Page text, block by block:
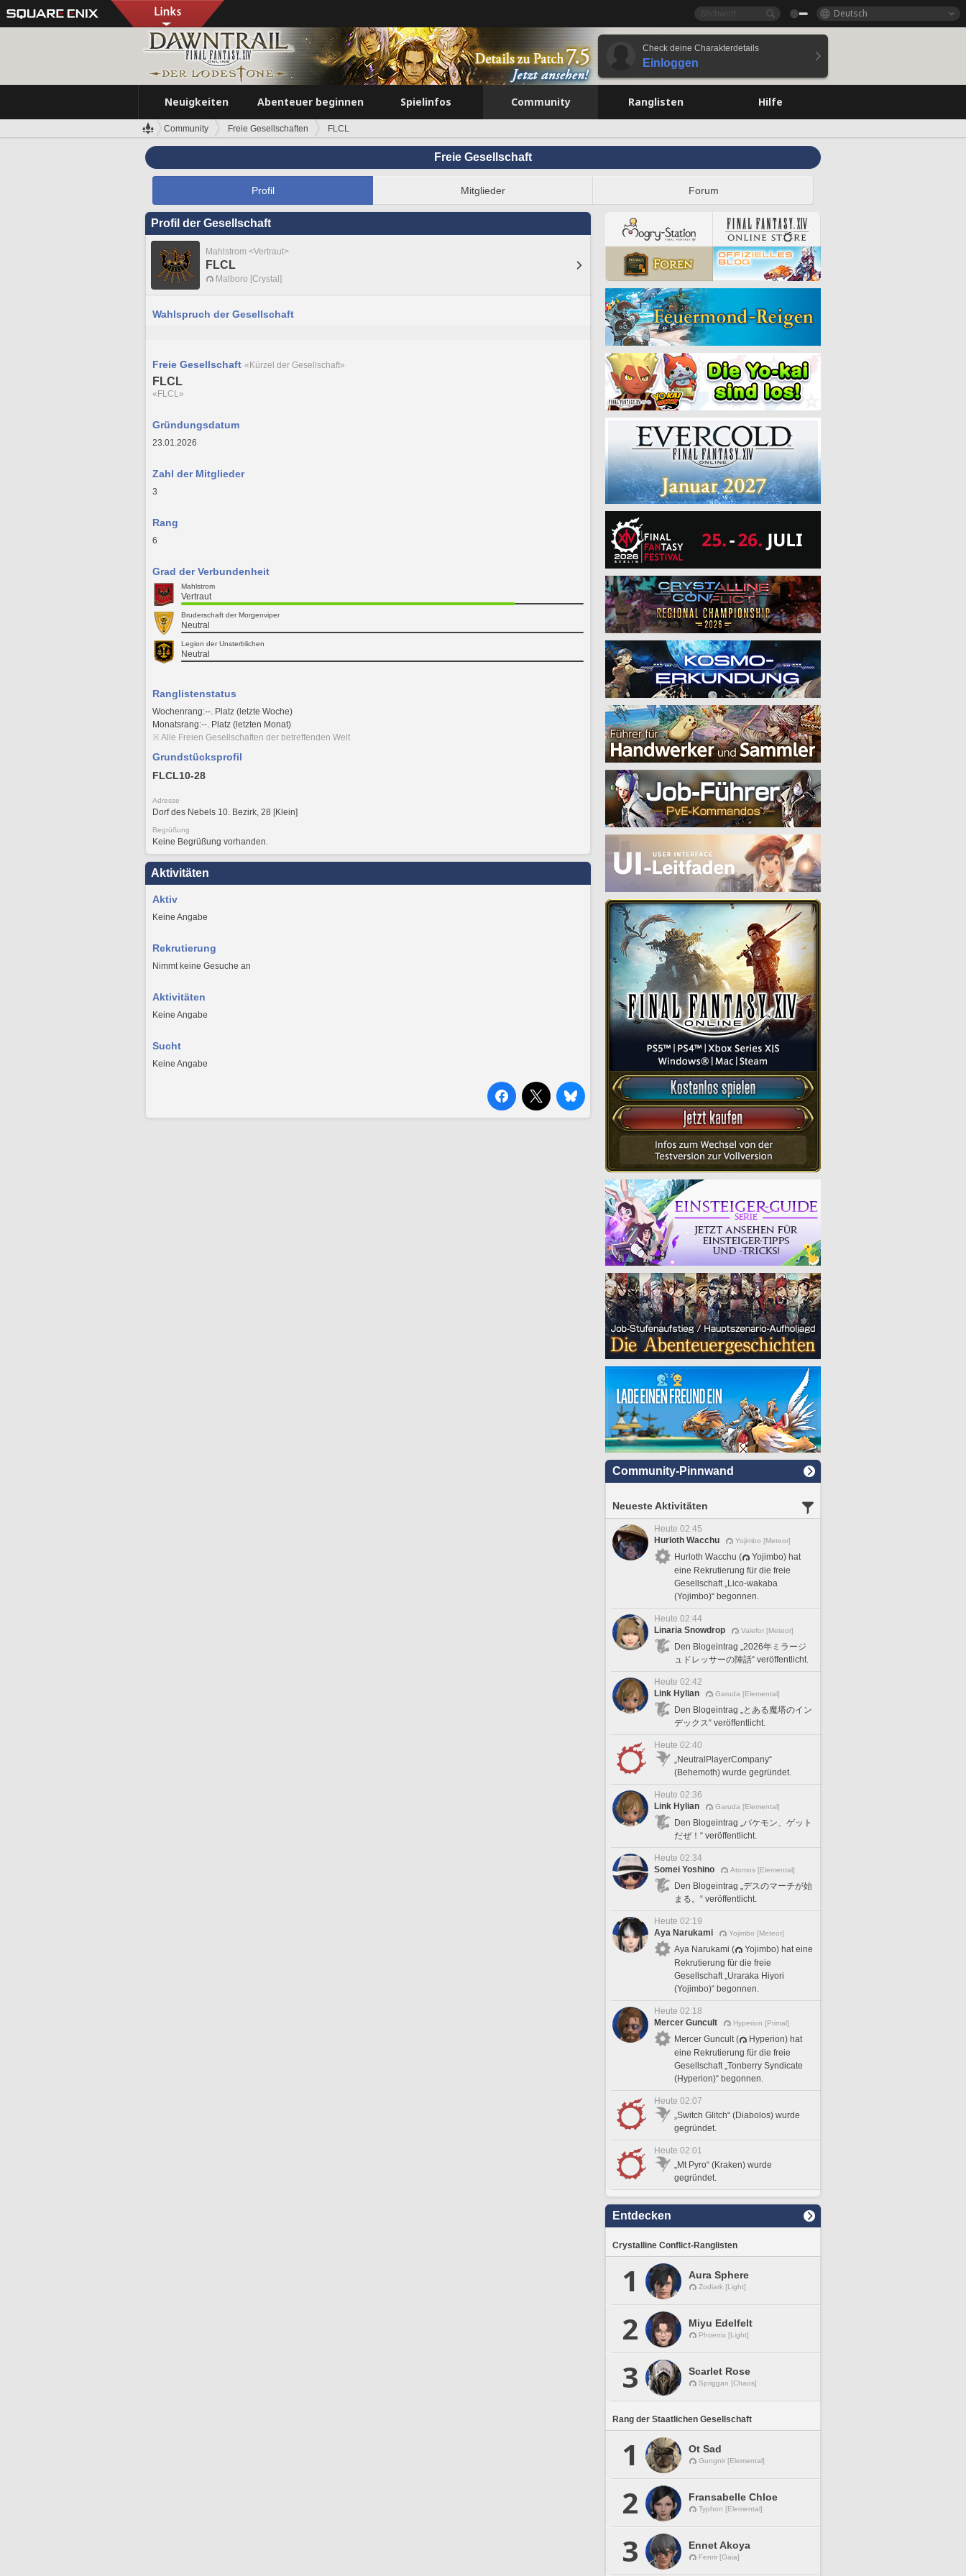
Deutsch
Check deine Charakterdetails
Einloggen
Neuigkeiten Abenteuer beginnen Spielinfos Community Ranglisten Hilfe
Community Freie Gesellschaften FLCL
Freie Gesellschaft
Profil Mitglieder Forum
Profil der Gesellschaft
Mahlstrom <Vertraut>
FLCL
Malboro [Crystal]
Wahlspruch der Gesellschaft
Freie Gesellschaft «Kürzel der Gesellschaft»
FLCL
«FLCL»
Gründungsdatum
23.01.2026
Zahl der Mitglieder
3
Rang
6
Grad der Verbundenheit
Mahlstrom
Vertraut
Bruderschaft der Morgenviper
Neutral
Legion der Unsterblichen
Neutral
Ranglistenstatus
Wochenrang:--. Platz (letzte Woche)
Monatsrang:--. Platz (letzten Monat)
※ Alle Freien Gesellschaften der betreffenden Welt
Grundstücksprofil
FLCL10-28
Adresse
Dorf des Nebels 10. Bezirk, 28 [Klein]
Begrüßung
Keine Begrüßung vorhanden.
Aktivitäten
Aktiv
Keine Angabe
Rekrutierung
Nimmt keine Gesuche an
Aktivitäten
Keine Angabe
Sucht
Keine Angabe
Community-Pinnwand
Neueste Aktivitäten
Heute 02:45
Hurloth Wacchu
Yojimbo [Meteor]
Hurloth Wacchu (
Yojimbo) hat
eine Rekrutierung für die freie
Gesellschaft „Lico-wakaba
(Yojimbo)“ begonnen.
Heute 02:44
Linaria Snowdrop
Valefor [Meteor]
Den Blogeintrag „2026年ミラージ
ュドレッサーの陣話“ veröffentlicht.
Heute 02:42
Link Hylian
Garuda [Elemental]
Den Blogeintrag „とある魔塔のイン
デックス“ veröffentlicht.
Heute 02:40
„NeutralPlayerCompany“
(Behemoth) wurde gegründet.
Heute 02:36
Link Hylian
Garuda [Elemental]
Den Blogeintrag „バケモン、ゲット
だぜ！“ veröffentlicht.
Heute 02:34
Somei Yoshino
Atomos [Elemental]
Den Blogeintrag „デスのマーチが始
まる。“ veröffentlicht.
Heute 02:19
Aya Narukami
Yojimbo [Meteor]
Aya Narukami (
Yojimbo) hat eine
Rekrutierung für die freie
Gesellschaft „Uraraka Hiyori
(Yojimbo)“ begonnen.
Heute 02:18
Mercer Guncult
Hyperion [Primal]
Mercer Guncult (
Hyperion) hat
eine Rekrutierung für die freie
Gesellschaft „Tonberry Syndicate
(Hyperion)“ begonnen.
Heute 02:07
„Switch Glitch“ (Diabolos) wurde
gegründet.
Heute 02:01
„Mt Pyro“ (Kraken) wurde
gegründet.
Entdecken
Crystalline Conflict-Ranglisten
1 Aura Sphere
Zodiark [Light]
2 Miyu Edelfelt
Phoenix [Light]
3 Scarlet Rose
Spriggan [Chaos]
Rang der Staatlichen Gesellschaft
1 Ot Sad
Gungnir [Elemental]
2 Fransabelle Chloe
Typhon [Elemental]
3 Ennet Akoya
Fenrir [Gaia]